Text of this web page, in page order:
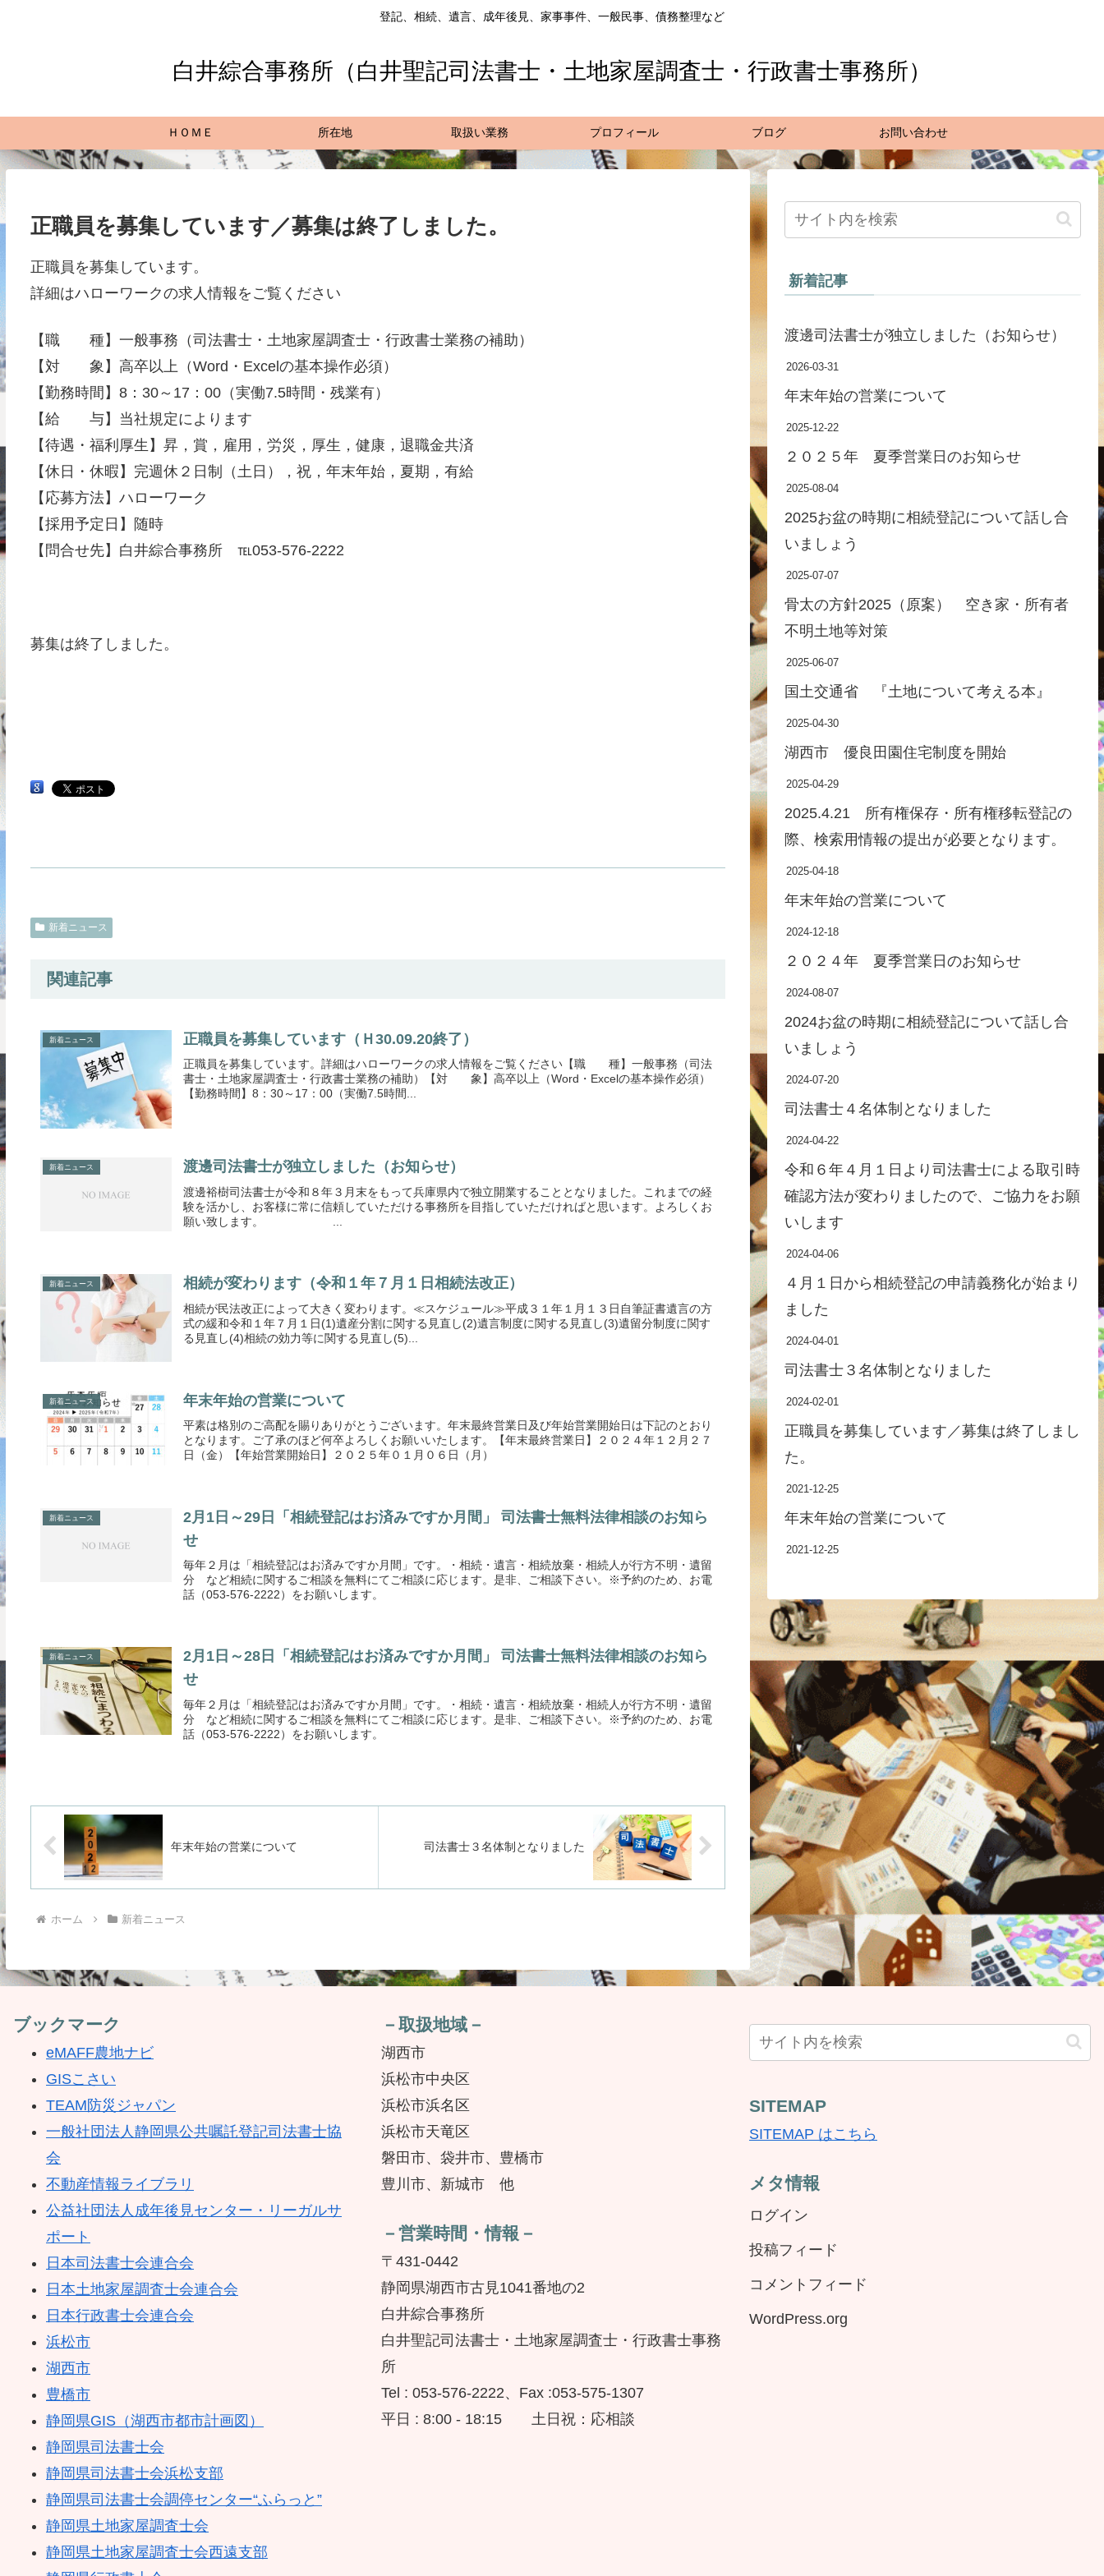
登記、相続、遺言、成年後見、家事事件、一般民事、債務整理など
白井綜合事務所（白井聖記司法書士・土地家屋調査士・行政書士事務所）
ＨＯＭＥ 所在地 取扱い業務 プロフィール ブログ お問い合わせ
正職員を募集しています／募集は終了しました。
正職員を募集しています。
詳細はハローワークの求人情報をご覧ください
【職 種】一般事務（司法書士・土地家屋調査士・行政書士業務の補助）
【対 象】高卒以上（Word・Excelの基本操作必須）
【勤務時間】8：30～17：00（実働7.5時間・残業有）
【給 与】当社規定によります
【待遇・福利厚生】昇，賞，雇用，労災，厚生，健康，退職金共済
【休日・休暇】完週休２日制（土日），祝，年末年始，夏期，有給
【応募方法】ハローワーク
【採用予定日】随時
【問合せ先】白井綜合事務所 ℡053-576-2222
募集は終了しました。
新着ニュース
関連記事
新着ニュース 正職員を募集しています（Ｈ30.09.20終了）
正職員を募集しています。詳細はハローワークの求人情報をご覧ください【職 種】一般事務（司法
書士・土地家屋調査士・行政書士業務の補助）【対 象】高卒以上（Word・Excelの基本操作必須）
【勤務時間】8：30～17：00（実働7.5時間...
新着ニュース 渡邊司法書士が独立しました（お知らせ）
渡邊裕樹司法書士が令和８年３月末をもって兵庫県内で独立開業することとなりました。これまでの経
験を活かし、お客様に常に信頼していただける事務所を目指していただければと思います。よろしくお
願い致します。 ...
新着ニュース 相続が変わります（令和１年７月１日相続法改正）
相続が民法改正によって大きく変わります。≪スケジュール≫平成３１年１月１３日自筆証書遺言の方
式の緩和令和１年７月１日(1)遺産分割に関する見直し(2)遺言制度に関する見直し(3)遺留分制度に関す
る見直し(4)相続の効力等に関する見直し(5)...
新着ニュース 年末年始の営業について
平素は格別のご高配を賜りありがとうございます。年末最終営業日及び年始営業開始日は下記のとおり
となります。ご了承のほど何卒よろしくお願いいたします。【年末最終営業日】２０２４年１２月２７
日（金）【年始営業開始日】２０２５年０１月０６日（月）
新着ニュース
2月1日～29日「相続登記はお済みですか月間」 司法書士無料法律相談のお知ら
せ
毎年２月は「相続登記はお済みですか月間」です。・相続・遺言・相続放棄・相続人が行方不明・遺留
分 など相続に関するご相談を無料にてご相談に応じます。是非、ご相談下さい。※予約のため、お電
話（053-576-2222）をお願いします。
新着ニュース
2月1日～28日「相続登記はお済みですか月間」 司法書士無料法律相談のお知ら
せ
毎年２月は「相続登記はお済みですか月間」です。・相続・遺言・相続放棄・相続人が行方不明・遺留
分 など相続に関するご相談を無料にてご相談に応じます。是非、ご相談下さい。※予約のため、お電
話（053-576-2222）をお願いします。
年末年始の営業について 司法書士３名体制となりました
ホーム 新着ニュース
新着記事
渡邊司法書士が独立しました（お知らせ）
2026-03-31
年末年始の営業について
2025-12-22
２０２５年 夏季営業日のお知らせ
2025-08-04
2025お盆の時期に相続登記について話し合
いましょう
2025-07-07
骨太の方針2025（原案） 空き家・所有者
不明土地等対策
2025-06-07
国土交通省 『土地について考える本』
2025-04-30
湖西市 優良田園住宅制度を開始
2025-04-29
2025.4.21 所有権保存・所有権移転登記の
際、検索用情報の提出が必要となります。
2025-04-18
年末年始の営業について
2024-12-18
２０２４年 夏季営業日のお知らせ
2024-08-07
2024お盆の時期に相続登記について話し合
いましょう
2024-07-20
司法書士４名体制となりました
2024-04-22
令和６年４月１日より司法書士による取引時
確認方法が変わりましたので、ご協力をお願
いします
2024-04-06
４月１日から相続登記の申請義務化が始まり
ました
2024-04-01
司法書士３名体制となりました
2024-02-01
正職員を募集しています／募集は終了しまし
た。
2021-12-25
年末年始の営業について
2021-12-25
ブックマーク
eMAFF農地ナビ
GISこさい
TEAM防災ジャパン
一般社団法人静岡県公共嘱託登記司法書士協
会
不動産情報ライブラリ
公益社団法人成年後見センター・リーガルサ
ポート
日本司法書士会連合会
日本土地家屋調査士会連合会
日本行政書士会連合会
浜松市
湖西市
豊橋市
静岡県GIS（湖西市都市計画図）
静岡県司法書士会
静岡県司法書士会浜松支部
静岡県司法書士会調停センター“ふらっと”
静岡県土地家屋調査士会
静岡県土地家屋調査士会西遠支部
－取扱地域－
湖西市
浜松市中央区
浜松市浜名区
浜松市天竜区
磐田市、袋井市、豊橋市
豊川市、新城市 他
－営業時間・情報－
〒431-0442
静岡県湖西市古見1041番地の2
白井綜合事務所
白井聖記司法書士・土地家屋調査士・行政書士事務
所
Tel : 053-576-2222、Fax :053-575-1307
平日 : 8:00 - 18:15 土日祝：応相談
SITEMAP
SITEMAP はこちら
メタ情報
ログイン
投稿フィード
コメントフィード
WordPress.org